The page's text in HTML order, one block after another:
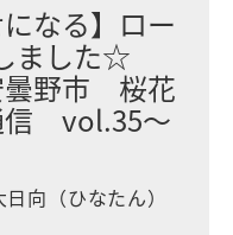
なる】ロー
ました☆
野市 桜花
信 vol.35〜
向（ひなたん）